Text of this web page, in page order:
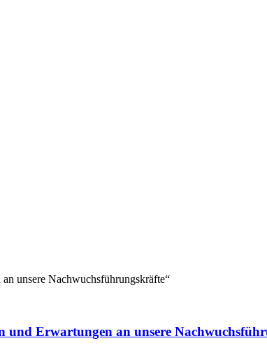
unsere Nachwuchsführungskräfte“
und Erwartungen an unsere